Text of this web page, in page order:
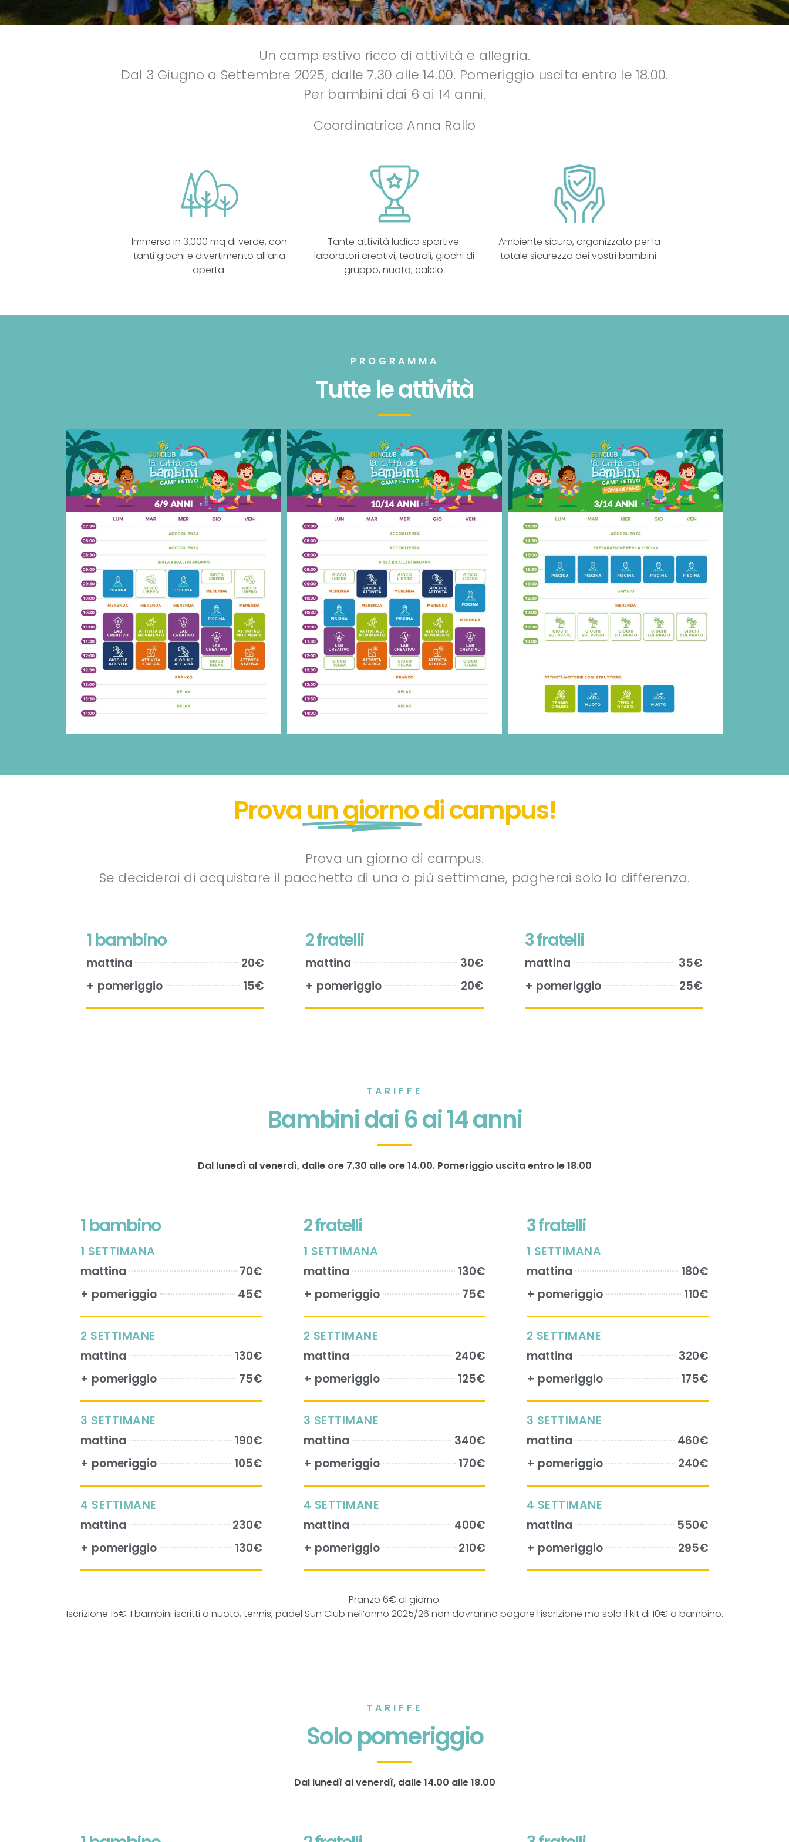
Un camp estivo ricco di attività e allegria.
Dal 3 Giugno a Settembre 2025, dalle 7.30 alle 14.00. Pomeriggio uscita entro le 18.00.
Per bambini dai 6 ai 14 anni.
Coordinatrice Anna Rallo
Immerso in 3.000 mq di verde, con
tanti giochi e divertimento all’aria
aperta.
Tante attività ludico sportive:
laboratori creativi, teatrali, giochi di
gruppo, nuoto, calcio.
Ambiente sicuro, organizzato per la
totale sicurezza dei vostri bambini.
PROGRAMMA
Tutte le attività
Prova un giornodi campus!
Prova un giorno di campus.
Se deciderai di acquistare il pacchetto di una o più settimane, pagherai solo la differenza.
1 bambino
mattina
20€
+ pomeriggio
15€
2 fratelli
mattina
30€
+ pomeriggio
20€
3 fratelli
mattina
35€
+ pomeriggio
25€
TARIFFE
Bambini dai 6 ai 14 anni
Dal lunedì al venerdì, dalle ore 7.30 alle ore 14.00. Pomeriggio uscita entro le 18.00
1 bambino
1 SETTIMANA
mattina
70€
+ pomeriggio
45€
2 SETTIMANE
mattina
130€
+ pomeriggio
75€
3 SETTIMANE
mattina
190€
+ pomeriggio
105€
4 SETTIMANE
mattina
230€
+ pomeriggio
130€
2 fratelli
1 SETTIMANA
mattina
130€
+ pomeriggio
75€
2 SETTIMANE
mattina
240€
+ pomeriggio
125€
3 SETTIMANE
mattina
340€
+ pomeriggio
170€
4 SETTIMANE
mattina
400€
+ pomeriggio
210€
3 fratelli
1 SETTIMANA
mattina
180€
+ pomeriggio
110€
2 SETTIMANE
mattina
320€
+ pomeriggio
175€
3 SETTIMANE
mattina
460€
+ pomeriggio
240€
4 SETTIMANE
mattina
550€
+ pomeriggio
295€
Pranzo 6€ al giorno.
Iscrizione 15€. I bambini iscritti a nuoto, tennis, padel Sun Club nell’anno 2025/26 non dovranno pagare l’iscrizione ma solo il kit di 10€ a bambino.
TARIFFE
Solo pomeriggio
Dal lunedì al venerdì, dalle 14.00 alle 18.00